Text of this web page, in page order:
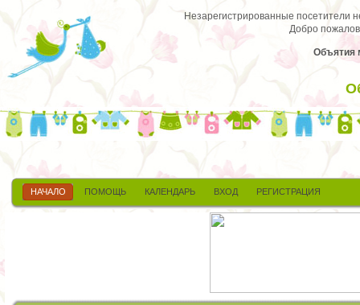
Незарегистрированные посетители
Добро
Объятия
НАЧАЛО ПОМОЩЬ КАЛЕНДАРЬ ВХОД РЕГИСТРАЦИЯ